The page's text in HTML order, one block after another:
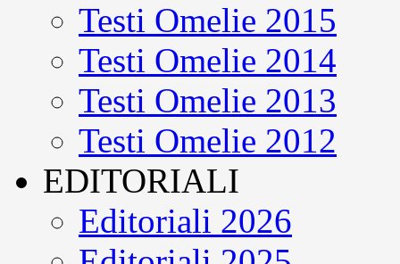
Testi Omelie 2015
Testi Omelie 2014
Testi Omelie 2013
Testi Omelie 2012
EDITORIALI
Editoriali 2026